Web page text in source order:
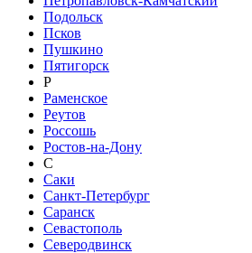
Подольск
Псков
Пушкино
Пятигорск
Р
Раменское
Реутов
Россошь
Ростов-на-Дону
С
Саки
Санкт-Петербург
Саранск
Севастополь
Северодвинск